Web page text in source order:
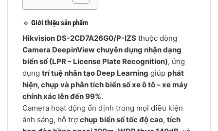
🔹 Giới thiệu sản phẩm
Hikvision DS-2CD7A26G0/P-IZS thuộc dòng
Camera DeepinView chuyên dụng nhận dạng
biển số (LPR – License Plate Recognition), ứng
dụng trí tuệ nhân tạo Deep Learning giúp phát
hiện, chụp và phân tích biển số xe ô tô – xe máy
chính xác lên đến 99%.
Camera hoạt động ổn định trong mọi điều kiện
ánh sáng, hỗ trợ chụp biển số tốc độ cao, tích